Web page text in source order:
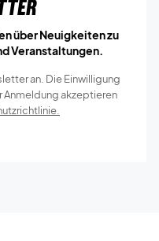
über Neuigkeiten zu
Veranstaltungen.
an. Die Einwilligung
Anmeldung akzeptieren